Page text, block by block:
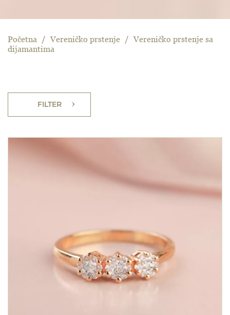
Početna / Vereničko prstenje / Vereničko prstenje sa
dijamantima
FILTER